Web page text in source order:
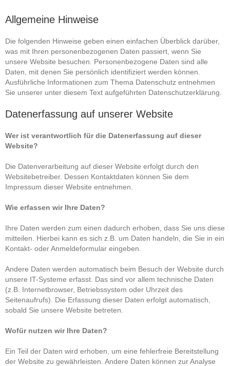
Allgemeine Hinweise
Die folgenden Hinweise geben einen einfachen Überblick darüber,
was mit Ihren personenbezogenen Daten passiert, wenn Sie
unsere Website besuchen. Personenbezogene Daten sind alle
Daten, mit denen Sie persönlich identifiziert werden können.
Ausführliche Informationen zum Thema Datenschutz entnehmen
Sie unserer unter diesem Text aufgeführten Datenschutzerklärung.
Datenerfassung auf unserer Website
Wer ist verantwortlich für die Datenerfassung auf dieser
Website?
Die Datenverarbeitung auf dieser Website erfolgt durch den
Websitebetreiber. Dessen Kontaktdaten können Sie dem
Impressum dieser Website entnehmen.
Wie erfassen wir Ihre Daten?
Ihre Daten werden zum einen dadurch erhoben, dass Sie uns diese
mitteilen. Hierbei kann es sich z.B. um Daten handeln, die Sie in ein
Kontakt- oder Anmeldeformular eingeben.
Andere Daten werden automatisch beim Besuch der Website durch
unsere IT-Systeme erfasst. Das sind vor allem technische Daten
(z.B. Internetbrowser, Betriebssystem oder Uhrzeit des
Seitenaufrufs). Die Erfassung dieser Daten erfolgt automatisch,
sobald Sie unsere Website betreten.
Wofür nutzen wir Ihre Daten?
Ein Teil der Daten wird erhoben, um eine fehlerfreie Bereitstellung
der Website zu gewährleisten. Andere Daten können zur Analyse